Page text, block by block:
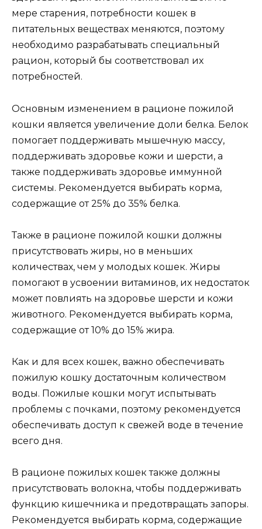
мере старения, потребности кошек в
питательных веществах меняются, поэтому
необходимо разрабатывать специальный
рацион, который бы соответствовал их
потребностей.
Основным изменением в рационе пожилой
кошки является увеличение доли белка. Белок
помогает поддерживать мышечную массу,
поддерживать здоровье кожи и шерсти, а
также поддерживать здоровье иммунной
системы. Рекомендуется выбирать корма,
содержащие от 25% до 35% белка.
Также в рационе пожилой кошки должны
присутствовать жиры, но в меньших
количествах, чем у молодых кошек. Жиры
помогают в усвоении витаминов, их недостаток
может повлиять на здоровье шерсти и кожи
животного. Рекомендуется выбирать корма,
содержащие от 10% до 15% жира.
Как и для всех кошек, важно обеспечивать
пожилую кошку достаточным количеством
воды. Пожилые кошки могут испытывать
проблемы с почками, поэтому рекомендуется
обеспечивать доступ к свежей воде в течение
всего дня.
В рационе пожилых кошек также должны
присутствовать волокна, чтобы поддерживать
функцию кишечника и предотвращать запоры.
Рекомендуется выбирать корма, содержащие